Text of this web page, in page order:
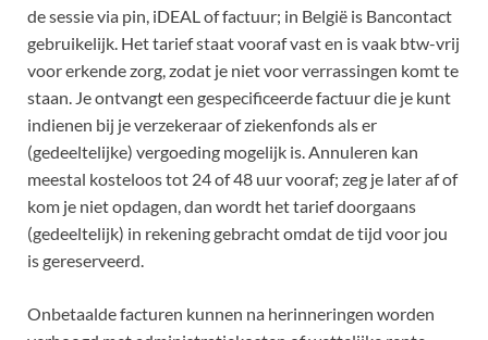
de sessie via pin, iDEAL of factuur; in België is Bancontact
gebruikelijk. Het tarief staat vooraf vast en is vaak btw-vrij
voor erkende zorg, zodat je niet voor verrassingen komt te
staan. Je ontvangt een gespecificeerde factuur die je kunt
indienen bij je verzekeraar of ziekenfonds als er
(gedeeltelijke) vergoeding mogelijk is. Annuleren kan
meestal kosteloos tot 24 of 48 uur vooraf; zeg je later af of
kom je niet opdagen, dan wordt het tarief doorgaans
(gedeeltelijk) in rekening gebracht omdat de tijd voor jou
is gereserveerd.
Onbetaalde facturen kunnen na herinneringen worden